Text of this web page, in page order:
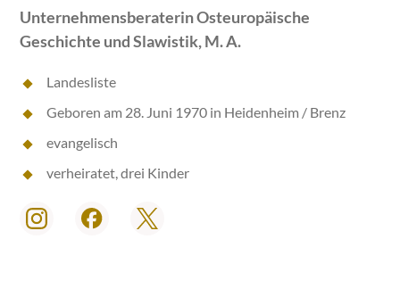
Unternehmensberaterin Osteuropäische
Geschichte und Slawistik, M. A.
Landesliste
Geboren am 28. Juni 1970 in Heidenheim / Brenz
evangelisch
verheiratet, drei Kinder